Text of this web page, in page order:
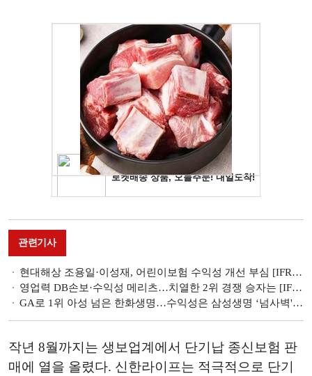
관련기사
현대해상 조용일·이성재, 어린이보험 수익성 개선 부심 [IFRS17 발 보험사 선두 경쟁 ③]
영업력 DB손보·수익성 메리츠…치열한 2위 경쟁 승자는 [IFRS17 발 보험사 선두 경쟁 ②]
GA로 1위 아성 넘은 한화생명…수익성은 삼성생명 ‘넘사벽' [IFRS17 발 보험사 선두 경쟁 ①]
작년 8월까지는 생보업계에서 단기납 종신보험 판
매에 열을 올렸다. 신한라이프는 적극적으로 단기